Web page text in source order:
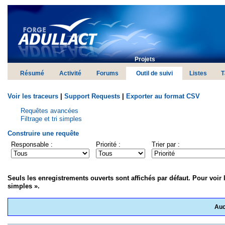
Projets
Résumé Activité Forums Outil de suivi Listes
Voir les traceurs | Support Requests | Exporter au format CSV
Requêtes avancées
Filtrage et tri simples
Construire une requête
Responsable :
Priorité : Trier par :
Seuls les enregistrements ouverts sont affichés par défaut. Pour
simples ».